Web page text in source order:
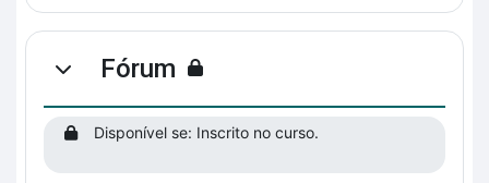
ContrairFórum
Disponível se: Inscrito no curso.